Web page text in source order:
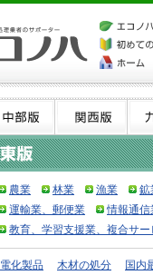
農業 林業 漁業 鉱
運輸業、郵便業
情報通信
教育、学習支援業、複合サ
電化製品 木材の処分 国内